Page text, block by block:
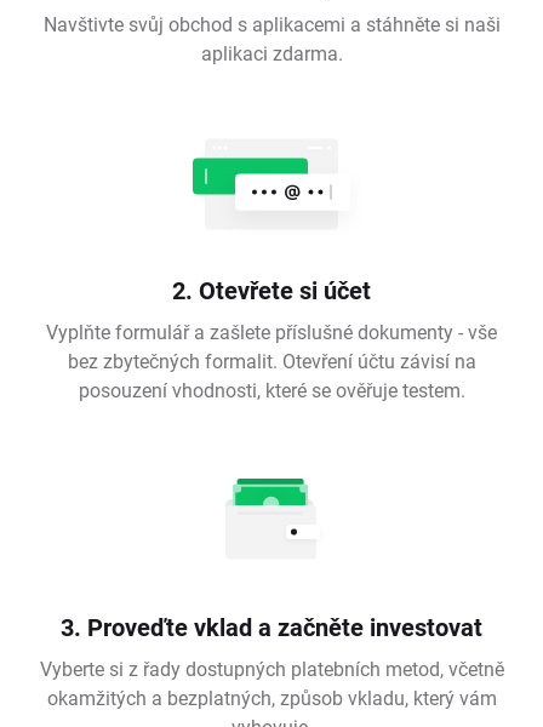
Navštivte svůj obchod s aplikacemi a stáhněte si naši
aplikaci zdarma.
2. Otevřete si účet
Vyplňte formulář a zašlete příslušné dokumenty - vše
bez zbytečných formalit. Otevření účtu závisí na
posouzení vhodnosti, které se ověřuje testem.
3. Proveďte vklad a začněte investovat
Vyberte si z řady dostupných platebních metod, včetně
okamžitých a bezplatných, způsob vkladu, který vám